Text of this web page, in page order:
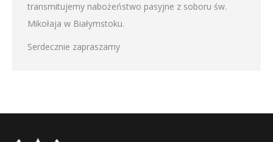
transmitujemy nabożeństwo pasyjne z soboru św.
Mikołaja w Białymstoku.
Serdecznie zapraszamy